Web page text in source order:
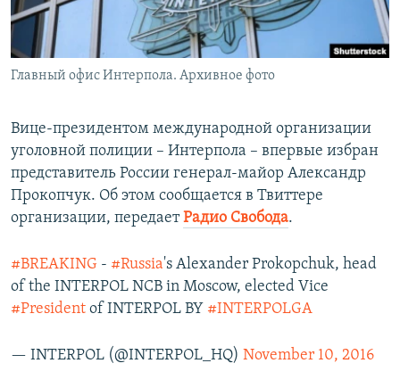
ПОБЕДИТЕЛЕЙ НЕ СУДЯТ?
КРЫМ.НЕПОКОРЕННЫЙ
ELIFBE
ПРИСОЕДИНЯЙТЕСЬ!
Все сайты RFE/RL
Главный офис Интерпола. Архивное фото
Вице-президентом международной организации
уголовной полиции – Интерпола – впервые избран
представитель России генерал-майор Александр
Прокопчук. Об этом сообщается в Твиттере
организации, передаетРадио Свобода.
#BREAKING - #Russia's Alexander Prokopchuk, head
of the INTERPOL NCB in Moscow, elected Vice
#President of INTERPOL BY #INTERPOLGA
— INTERPOL (@INTERPOL_HQ) November 10, 2016